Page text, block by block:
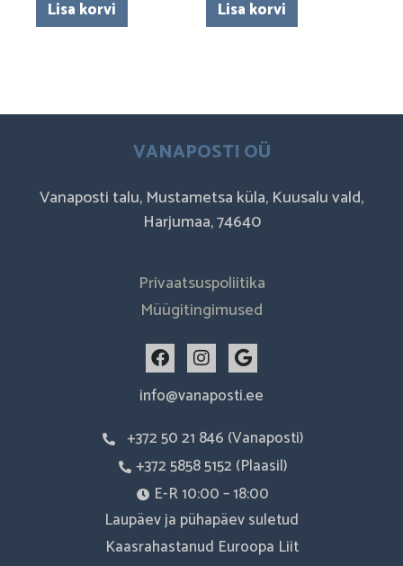
Lisa korvi Lisa korvi
VANAPOSTI OÜ
Vanaposti talu, Mustametsa küla, Kuusalu vald,
Harjumaa, 74640
Privaatsuspoliitika
Müügitingimused
F
a
c
e
o
o
k
I
n
s
t
g
r
a
m
G
o
o
g
e
info@vanaposti.ee
+372 50 21 846 (Vanaposti)
+372 5858 5152 (Plaasil)
E-R 10:00 – 18:00
Laupäev ja pühapäev suletud
Kaasrahastanud Euroopa Liit